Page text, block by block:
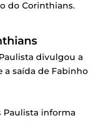
do Corinthians.
divulgou a
saída de Fabinho
Paulista informa